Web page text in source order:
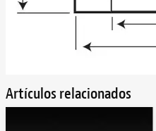
Artículos relacionados